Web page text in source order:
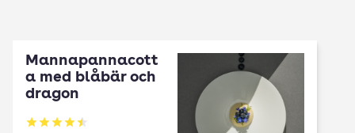
Mannapannacott
a med blåbär och
dragon
Betyg: 4.5 av 5